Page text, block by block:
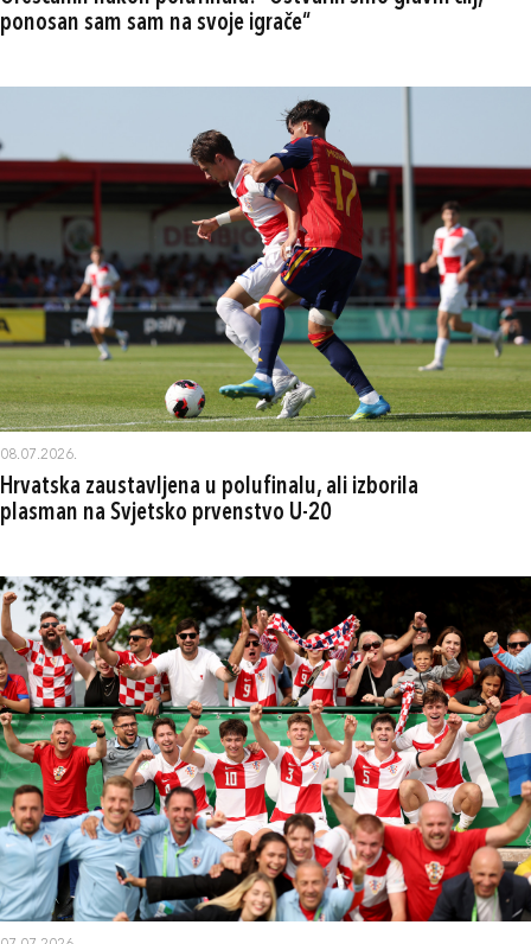
ponosan sam sam na svoje igrače“
08.07.2026.
Hrvatska zaustavljena u polufinalu, ali izborila
plasman na Svjetsko prvenstvo U-20